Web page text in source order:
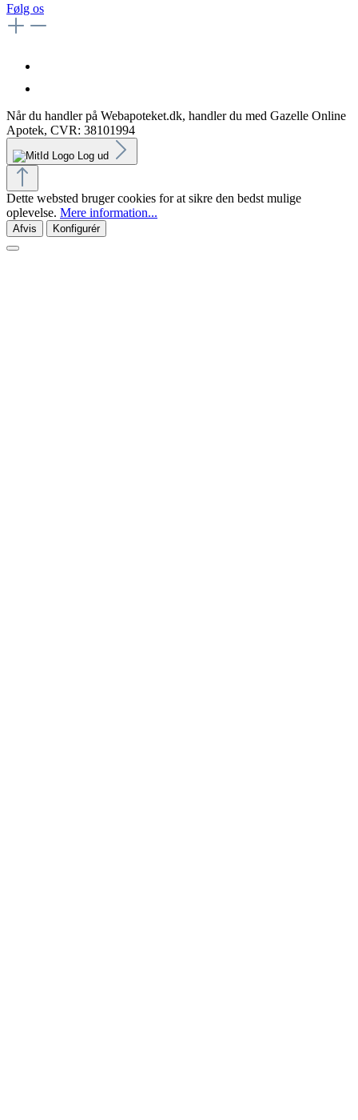
Følg os
Når du handler på Webapoteket.dk, handler du med Gazelle Online
Apotek, CVR: 38101994
Log ud
Dette websted bruger cookies for at sikre den bedst mulige
oplevelse. Mere information...
Afvis Konfigurér